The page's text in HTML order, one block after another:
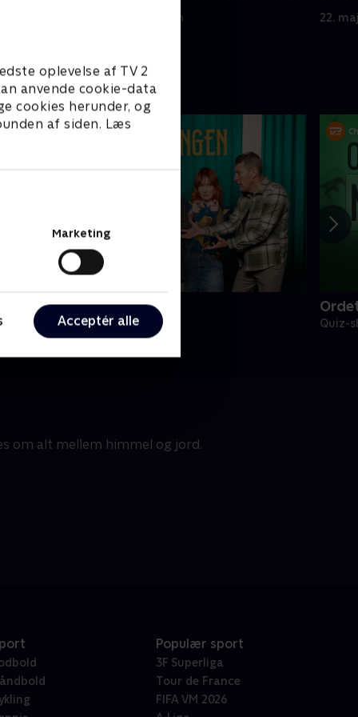
oplevelse af TV 2
anvende cookie-data
cookies herunder, og
af siden. Læs
Marketing
Acceptér alle
5. juni 2008 • 42 min 22.
Krejlerkongen
shows • 21 sæsoner Quiz-
om alt mellem himmel og jord.
Populær sport
3F Superliga
Tour de France
FIFA VM 2026